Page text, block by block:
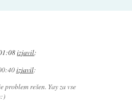
izjavil:
izjavil:
rešen. Yay za vse